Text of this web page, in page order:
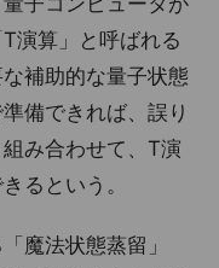
演算」と呼ばれる
補助的な量子状態
備できれば、誤り
み合わせて、T演
るという。
魔法状態蒸留」